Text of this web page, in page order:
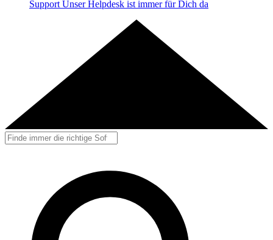
Support Unser Helpdesk ist immer für Dich da